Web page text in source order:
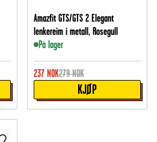
Amazfit GTS/GTS 2 Elegant
lenkereim i metall, Rosegull
På lager
237 NOK279 NOK
KJØP